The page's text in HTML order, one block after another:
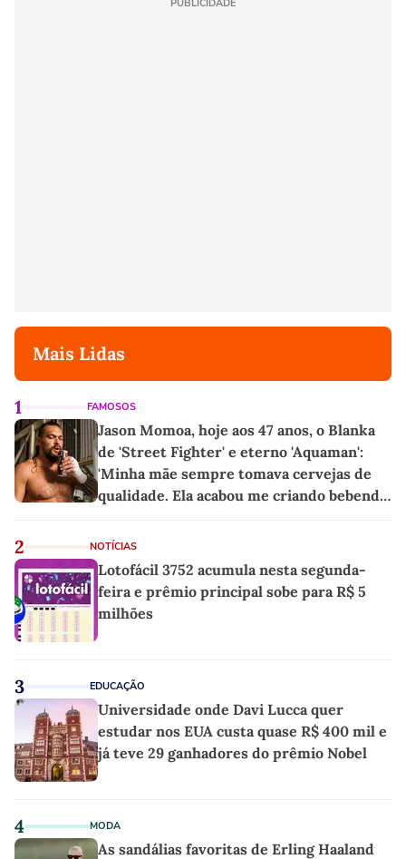
PUBLICIDADE
Mais Lidas
1 FAMOSOS
Jason Momoa, hoje aos 47 anos, o Blanka
de 'Street Fighter' e eterno 'Aquaman':
'Minha mãe sempre tomava cervejas de
qualidade. Ela acabou me criando bebendo
2 NOTÍCIAS
Lotofácil 3752 acumula nesta segunda-
feira e prêmio principal sobe para R$ 5
milhões
3 EDUCAÇÃO
Universidade onde Davi Lucca quer
estudar nos EUA custa quase R$ 400 mil e
já teve 29 ganhadores do prêmio Nobel
4 MODA
As sandálias favoritas de Erling Haaland